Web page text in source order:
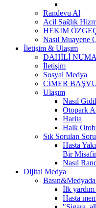
Randevu Al
Acil Sağlık
HEKİM
Nasıl Muayene
İletişim & Ulaşım
DAHİLİ
İletişim
Sosyal Medya
CİMER
Ulaşım
Nasıl
Otopark
Harita
Halk
Sık Sorulan
Hasta
Bir
Nasıl
Dijital Medya
İlk
Hasta